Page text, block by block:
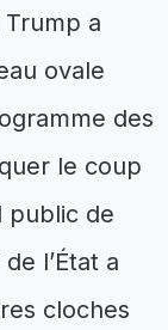
a
ovale
des
le coup
public de
l’État a
cloches